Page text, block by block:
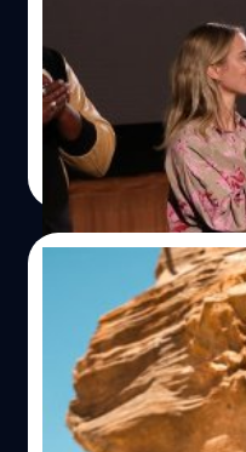
ไรอัน กอสลิง ได้กล่าว
ถ่ายทำภาพยนตร์อย่างเ
ทำลายสถิติโลกไป
ปรีดี ฤกษ์วลีกุล | 874 days
Read More
นี่แหละชายแทร่
Taylor Swift แล้
Fall Guy’
นักบู๊ Ryan Gosling ฟั
ร้องไห้ ในตัวอย่างใหม่